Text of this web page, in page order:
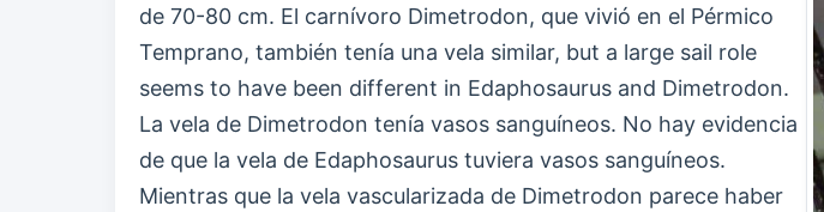
de 70-80 cm. El carnívoro Dimetrodon, que vivió en el Pérmico
Temprano, también tenía una vela similar, but a large sail role
seems to have been different in Edaphosaurus and Dimetrodon.
La vela de Dimetrodon tenía vasos sanguíneos. No hay evidencia
de que la vela de Edaphosaurus tuviera vasos sanguíneos.
Mientras que la vela vascularizada de Dimetrodon parece haber